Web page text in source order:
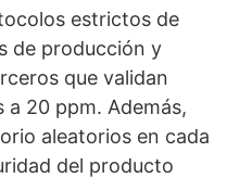
estrictos de
de producción y
que validan
a 20 ppm. Además,
aleatorios en cada
del producto